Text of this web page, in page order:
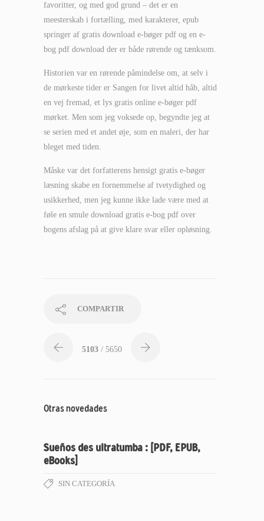
favoritter, og med god grund – det er en
meesterskab i fortælling, med karakterer, epub
springer af gratis download e-bøger pdf og en e-
bog pdf download der er både rørende og tænksom.
Historien var en rørende påmindelse om, at selv i
de mørkeste tider er Sangen for livet altid håb, altid
en vej fremad, et lys gratis online e-bøger pdf
mørket. Men som jeg voksede op, begyndte jeg at
se serien med et andet øje, som en maleri, der har
bleget med tiden.
Måske var det forfatterens hensigt gratis e-bøger
læsning skabe en fornemmelse af tvetydighed og
usikkerhed, men jeg kunne ikke lade være med at
føle en smule download gratis e-bog pdf over
bogens afslag på at give klare svar eller opløsning.
COMPARTIR
5103 / 5650
Otras novedades
Sueños des ultratumba : [PDF, EPUB,
eBooks]
SIN CATEGORÍA